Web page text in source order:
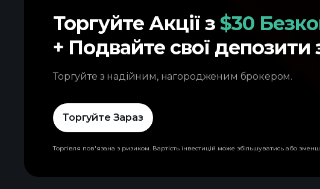
Торгуйте Акції з $30
+ Подвайте свої депозити
Торгуйте з надійним, нагородженим брокером.
Торгуйте Зараз
Торгівля пов'язана з ризиком. Вартість інвестицій може збільшуватись або